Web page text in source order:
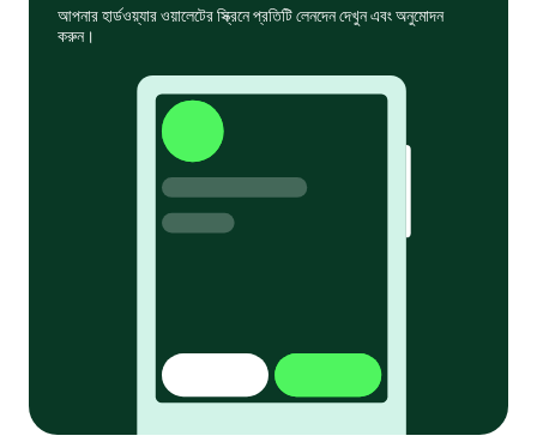
আপনার হার্ডওয়্যার ওয়ালেটের স্ক্রিনে প্রতিটি লেনদেন দেখুন এবং অনুমোদন
করুন।